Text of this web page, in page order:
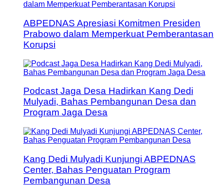
ABPEDNAS Apresiasi Komitmen Presiden
Prabowo dalam Memperkuat Pemberantasan
Korupsi
Podcast Jaga Desa Hadirkan Kang Dedi
Mulyadi, Bahas Pembangunan Desa dan
Program Jaga Desa
Kang Dedi Mulyadi Kunjungi ABPEDNAS
Center, Bahas Penguatan Program
Pembangunan Desa